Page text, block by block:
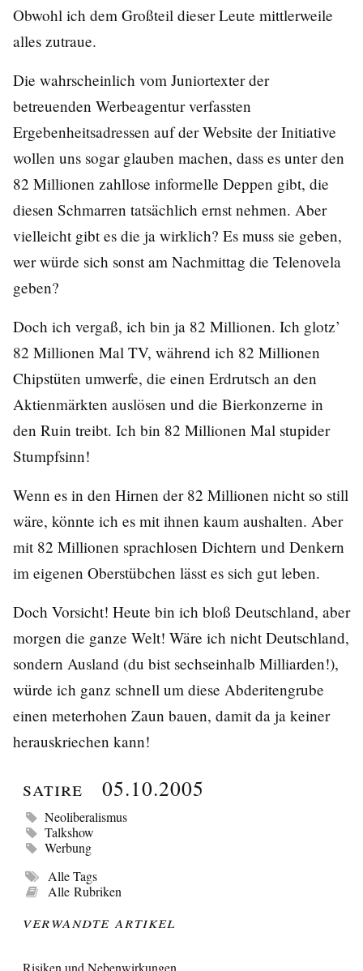
Obwohl ich dem Großteil dieser Leute mittlerweile
alles zutraue.
Die wahrscheinlich vom Juniortexter der
betreuenden Werbeagentur verfassten
Ergebenheitsadressen auf der Website der Initiative
wollen uns sogar glauben machen, dass es unter den
82 Millionen zahllose informelle Deppen gibt, die
diesen Schmarren tatsächlich ernst nehmen. Aber
vielleicht gibt es die ja wirklich? Es muss sie geben,
wer würde sich sonst am Nachmittag die Telenovela
geben?
Doch ich vergaß, ich bin ja 82 Millionen. Ich glotz’
82 Millionen Mal TV, während ich 82 Millionen
Chipstüten umwerfe, die einen Erdrutsch an den
Aktienmärkten auslösen und die Bierkonzerne in
den Ruin treibt. Ich bin 82 Millionen Mal stupider
Stumpfsinn!
Wenn es in den Hirnen der 82 Millionen nicht so still
wäre, könnte ich es mit ihnen kaum aushalten. Aber
mit 82 Millionen sprachlosen Dichtern und Denkern
im eigenen Oberstübchen lässt es sich gut leben.
Doch Vorsicht! Heute bin ich bloß Deutschland, aber
morgen die ganze Welt! Wäre ich nicht Deutschland,
sondern Ausland (du bist sechseinhalb Milliarden!),
würde ich ganz schnell um diese Abderitengrube
einen meterhohen Zaun bauen, damit da ja keiner
herauskriechen kann!
Satire 05.10.2005
Neoliberalismus
Talkshow
Werbung
Alle Tags
Alle Rubriken
Verwandte Artikel
Risiken und Nebenwirkungen